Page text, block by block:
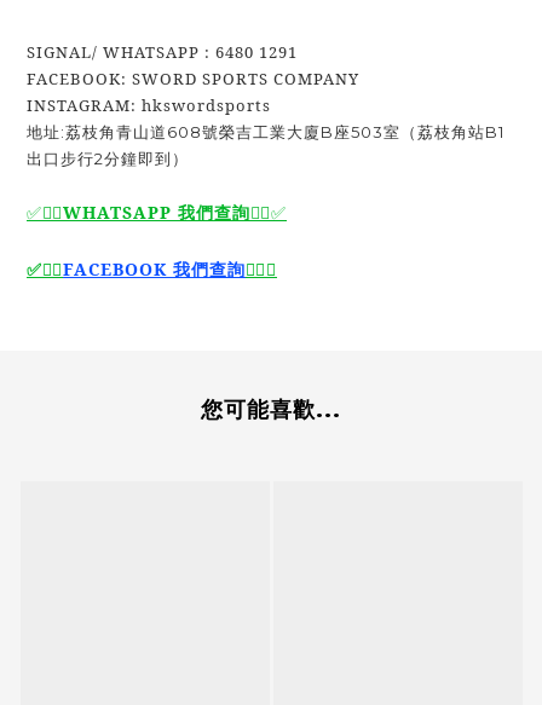
SIGNAL/ WHATSAPP : 6480 1291
FACEBOOK: SWORD SPORTS COMPANY
INSTAGRAM: hkswordsports
地址:荔枝角青山道608號榮吉工業大廈B座503室（荔枝角站B1
出口步行2分鐘即到）
✅🙆‍♂️WHATSAPP 我們查詢🙆‍♂️✅
✅🙆‍♂️FACEBOOK 我們查詢🙆‍♂️✅
您可能喜歡...